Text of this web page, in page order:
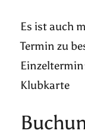
Es ist auch
Termin zu
Klubkarte